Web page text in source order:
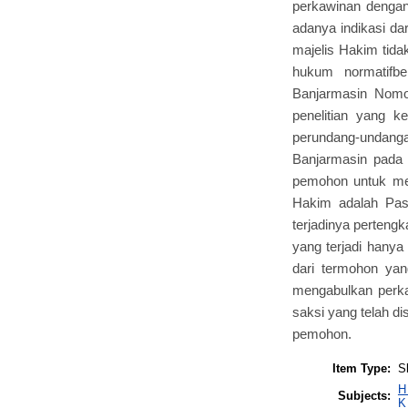
perkawinan
adanya indikasi
majelis Hakim
hukum
Banjarmasin
penelitian yang
perundang-
Banjarmasin
pemohon untuk
Hakim adalah
terjadinya
yang terjadi
dari termohon
mengabulkan
saksi yang telah
pemohon.
Item Type:
Subjects: